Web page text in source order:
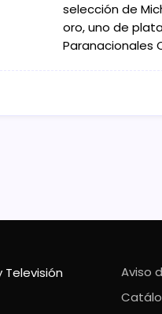
selección de
oro, uno de
Paranacionales
Aviso